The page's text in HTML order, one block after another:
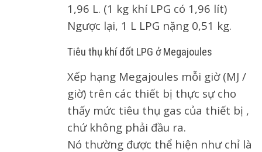
1,96 L. (1 kg khí LPG có 1,96 lít)
Ngược lại, 1 L LPG nặng 0,51 kg.
Tiêu thụ khí đốt LPG ở Megajoules
Xếp hạng Megajoules mỗi giờ (MJ /
giờ) trên các thiết bị thực sự cho
thấy mức tiêu thụ gas của thiết bị ,
chứ không phải đầu ra.
Nó thường được thể hiện như chỉ là